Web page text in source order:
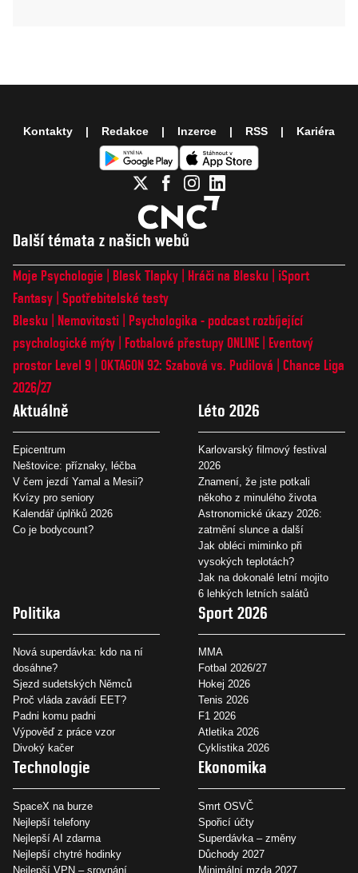
Další témata z našich webů
Moje Psychologie Blesk Tlapky Hráči na Blesku
iSport
Fantasy Spotřebitelské testy
Blesku
Nemovitosti
Psychologika - podcast rozbíjející
psychologické mýty
Fotbalové přestupy ONLINE
Eventový
prostor Level 9 OKTAGON 92: Szabová vs. Pudilová
Chance Liga
2026/27
Aktuálně
Epicentrum
Neštovice: příznaky, léčba
V čem jezdí Yamal a Mesii?
Kvízy pro seniory
Kalendář úplňků 2026
Co je bodycount?
Léto 2026
Karlovarský filmový festival
2026
Znamení, že jste potkali
někoho z minulého života
Astronomické úkazy 2026:
zatmění slunce a další
Jak obléci miminko při
vysokých teplotách?
Jak na dokonalé letní mojito
6 lehkých letních salátů
Politika
Nová superdávka: kdo na ní
dosáhne?
Sjezd sudetských Němců
Proč vláda zavádí EET?
Padni komu padni
Výpověď z práce vzor
Divoký kačer
Sport 2026
MMA
Fotbal 2026/27
Hokej 2026
Tenis 2026
F1 2026
Atletika 2026
Cyklistika 2026
Technologie
SpaceX na burze
Nejlepší telefony
Nejlepší AI zdarma
Nejlepší chytré hodinky
Nejlepší VPN – srovnání
Ekonomika
Smrt OSVČ
Spořicí účty
Superdávka – změny
Důchody 2027
Minimální mzda 2027
Kontakty Redakce Inzerce RSS Kariéra